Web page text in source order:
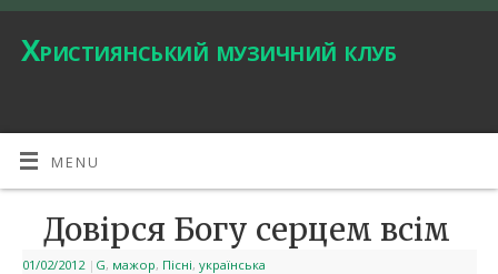
Християнський музичний клуб
MENU
Довірся Богу серцем всім
01/02/2012 | G, мажор, Пісні, українська